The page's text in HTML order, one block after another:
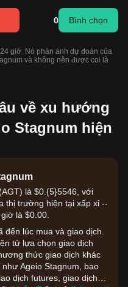
0 Bình chọn
giờ. Nó phản ánh dự đoán của
và không nên được coi là
về xu hướng
Stagnum hiện
là $0.{​5}5546, với
thị trường hiện tại xấp xỉ --
là $0.00.
lúc mua và giao dịch.
tử lựa chọn giao dịch
thức giao dịch khác
Ageio Stagnum, bao
dịch futures, giao dịch